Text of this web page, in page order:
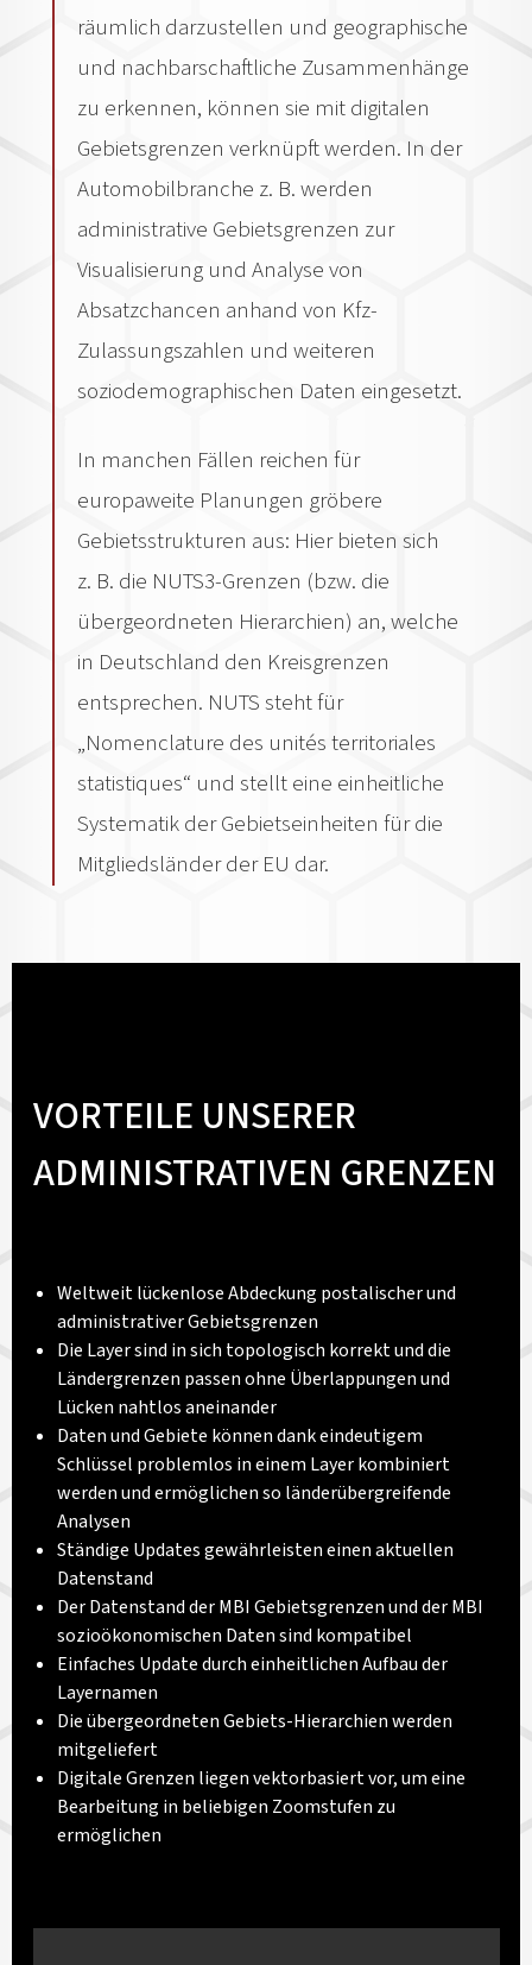
räumlich darzustellen und geographische
und nachbarschaftliche Zusammenhänge
zu erkennen, können sie mit digitalen
Gebietsgrenzen verknüpft werden. In der
Automobilbranche z. B. werden
administrative Gebietsgrenzen zur
Visualisierung und Analyse von
Absatzchancen anhand von Kfz-
Zulassungszahlen und weiteren
soziodemographischen Daten eingesetzt.
In manchen Fällen reichen für
europaweite Planungen gröbere
Gebietsstrukturen aus: Hier bieten sich
z. B. die NUTS3-Grenzen (bzw. die
übergeordneten Hierarchien) an, welche
in Deutschland den Kreisgrenzen
entsprechen. NUTS steht für
„Nomenclature des unités territoriales
statistiques“ und stellt eine einheitliche
Systematik der Gebietseinheiten für die
Mitgliedsländer der EU dar.
VORTEILE UNSERER
ADMINISTRATIVEN GRENZEN
Weltweit lückenlose Abdeckung postalischer und
administrativer Gebietsgrenzen
Die Layer sind in sich topologisch korrekt und die
Ländergrenzen passen ohne Überlappungen und
Lücken nahtlos aneinander
Daten und Gebiete können dank eindeutigem
Schlüssel problemlos in einem Layer kombiniert
werden und ermöglichen so länderübergreifende
Analysen
Ständige Updates gewährleisten einen aktuellen
Datenstand
Der Datenstand der MBI Gebietsgrenzen und der MBI
sozioökonomischen Daten sind kompatibel
Einfaches Update durch einheitlichen Aufbau der
Layernamen
Die übergeordneten Gebiets-Hierarchien werden
mitgeliefert
Digitale Grenzen liegen vektorbasiert vor, um eine
Bearbeitung in beliebigen Zoomstufen zu
ermöglichen